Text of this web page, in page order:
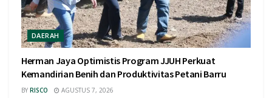
DAERAH
Herman Jaya Optimistis Program JJUH Perkuat
Kemandirian Benih dan Produktivitas Petani Barru
BY RISCO AGUSTUS 7, 2026